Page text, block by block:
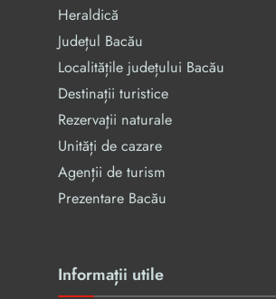
Heraldică
Județul Bacău
Localitățile județului Bacău
Destinații turistice
Rezervaţii naturale
Unități de cazare
Agenții de turism
Prezentare Bacău
Informații utile